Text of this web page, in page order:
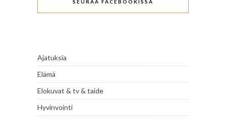
SEURAA FACEBOOKISSA
Ajatuksia
Elämä
Elokuvat & tv & taide
Hyvinvointi